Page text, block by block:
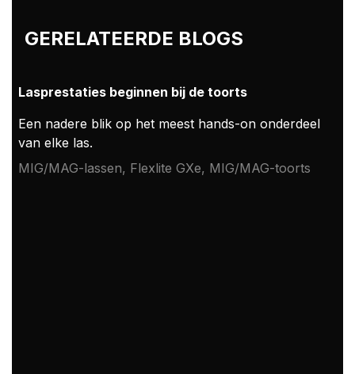
GERELATEERDE BLOGS
Lasprestaties beginnen bij de toorts
Een nadere blik op het meest hands-on onderdeel
van elke las.
MIG/MAG-lassen, Flexlite GXe, MIG/MAG-toorts